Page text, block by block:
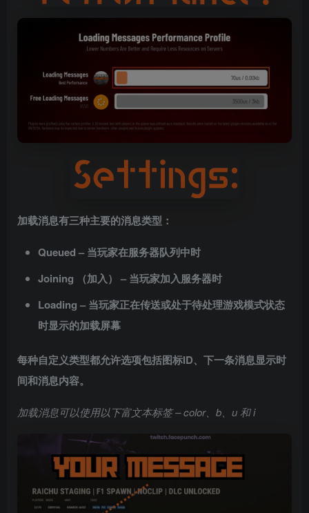
加载消息有三种主要的消息类型：
Queued – 当玩家在服务器队列中时
Joining （加入） – 当玩家加入服务器时
Loading – 当玩家正在传送或处于待处理游戏模式状态
时显示的加载屏幕
每种自定义类型都允许选项包括图标ID、下一条消息显示时
间和消息内容。
加载消息可以使用以下富文本标签 – color、b、u 和 i